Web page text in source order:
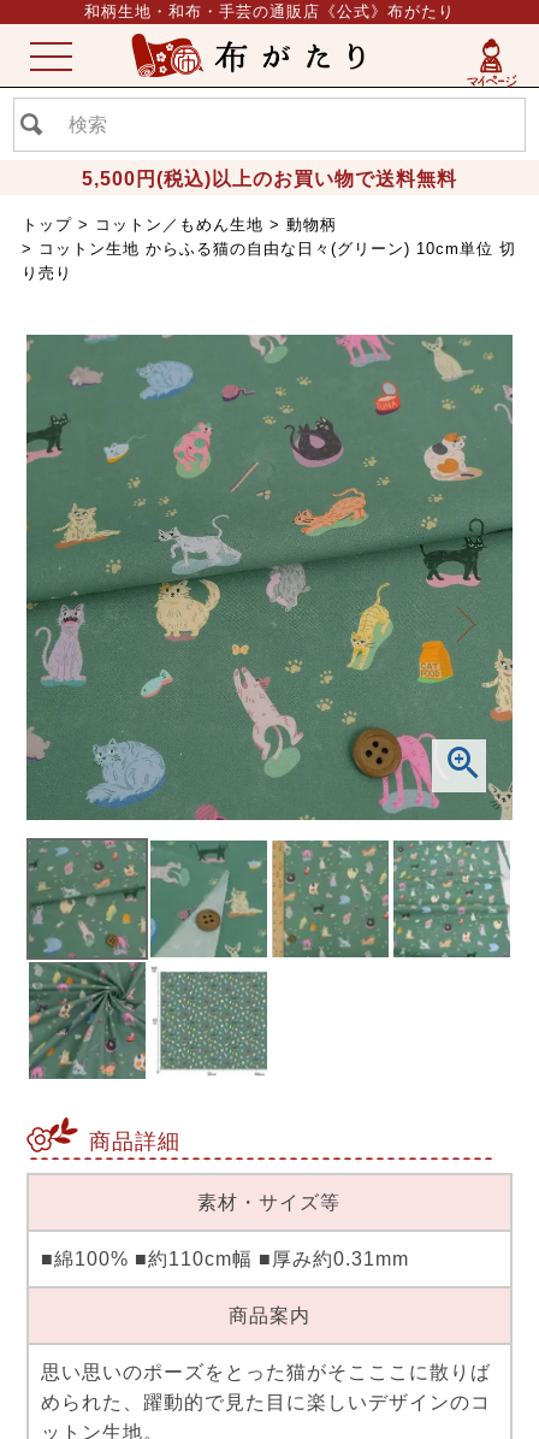
和柄生地・和布・手芸の通販店《公式》布がたり
5,500円(税込)以上のお買い物で送料無料
ME
NU
トップ コットン／もめん生地
動物柄
コットン生地 からふる猫の自由な日々(グリーン) 10cm単位 切
り売り
商品詳細
素材・サイズ等
■綿100% ■約110cm幅 ■厚み約0.31mm
商品案内
思い思いのポーズをとった猫がそこここに散りば
められた、躍動的で見た目に楽しいデザインのコ
ットン生地。